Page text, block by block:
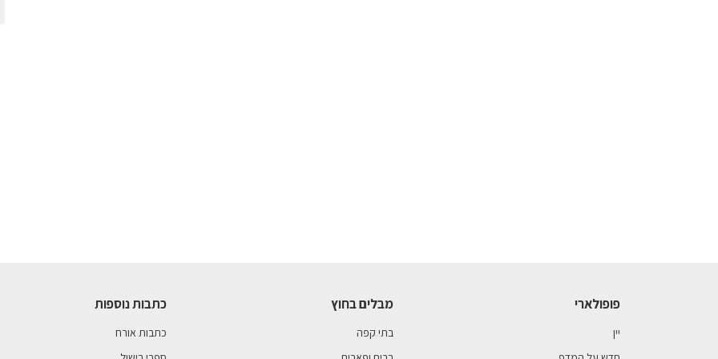
פופולארי
יין
מבלים בחוץ
בתי קפה
כתבות נוספות
כתבות אורח